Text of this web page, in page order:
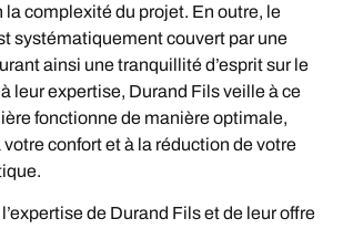
la complexité du projet. En outre, le
systématiquement couvert par une
ainsi une tranquillité d’esprit sur le
leur expertise, Durand Fils veille à ce
fonctionne de manière optimale,
confort et à la réduction de votre
de Durand Fils et de leur offre